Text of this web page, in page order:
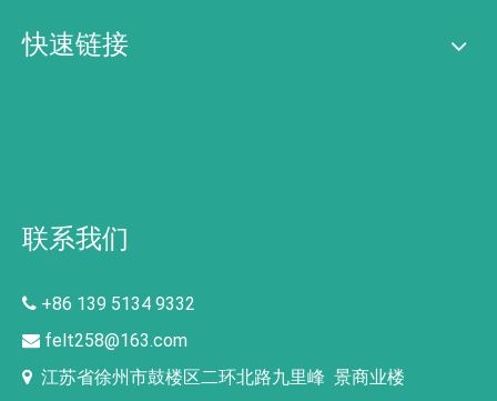
快速链接
联系我们
 +86 139 5134 9332
 felt258@163.com
 江苏省徐州市鼓楼区二环北路九里峰 景商业楼